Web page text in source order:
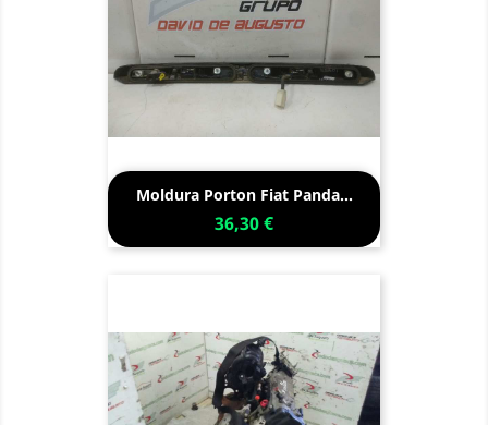
Moldura Porton Fiat Panda...
36,30 €